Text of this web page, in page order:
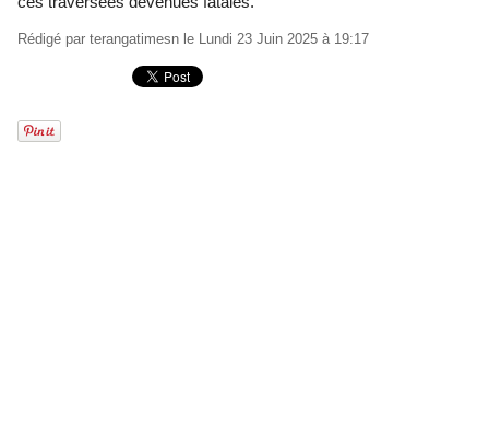
Rédigé par terangatimesn le Lundi 23 Juin 2025 à 19:17